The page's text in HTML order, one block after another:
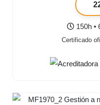
150h •
Certificado